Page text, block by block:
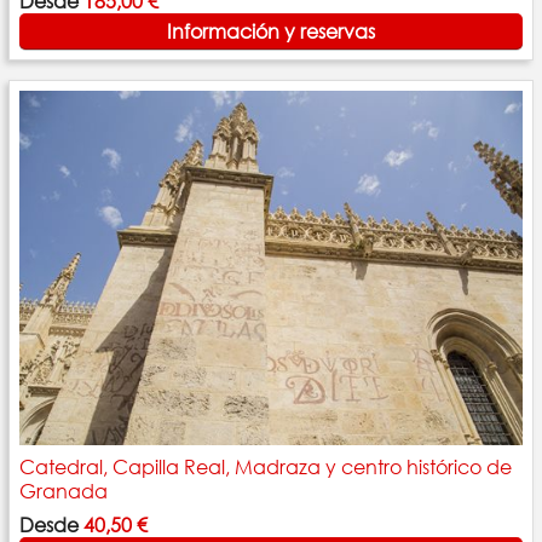
Información y reservas
Catedral, Capilla Real, Madraza y centro histórico de
Granada
Desde40,50 €